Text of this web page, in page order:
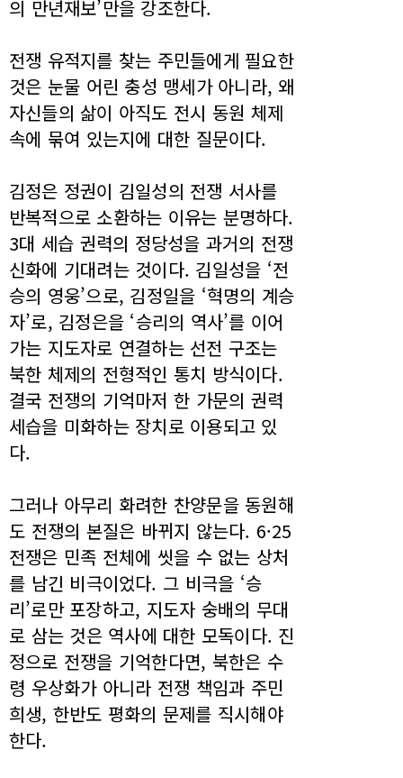
의 만년재보’만을 강조한다.
전쟁 유적지를 찾는 주민들에게 필요한
것은 눈물 어린 충성 맹세가 아니라, 왜
자신들의 삶이 아직도 전시 동원 체제
속에 묶여 있는지에 대한 질문이다.
김정은 정권이 김일성의 전쟁 서사를
반복적으로 소환하는 이유는 분명하다.
3대 세습 권력의 정당성을 과거의 전쟁
신화에 기대려는 것이다. 김일성을 ‘전
승의 영웅’으로, 김정일을 ‘혁명의 계승
자’로, 김정은을 ‘승리의 역사’를 이어
가는 지도자로 연결하는 선전 구조는
북한 체제의 전형적인 통치 방식이다.
결국 전쟁의 기억마저 한 가문의 권력
세습을 미화하는 장치로 이용되고 있
다.
그러나 아무리 화려한 찬양문을 동원해
도 전쟁의 본질은 바뀌지 않는다. 6·25
전쟁은 민족 전체에 씻을 수 없는 상처
를 남긴 비극이었다. 그 비극을 ‘승
리’로만 포장하고, 지도자 숭배의 무대
로 삼는 것은 역사에 대한 모독이다. 진
정으로 전쟁을 기억한다면, 북한은 수
령 우상화가 아니라 전쟁 책임과 주민
희생, 한반도 평화의 문제를 직시해야
한다.